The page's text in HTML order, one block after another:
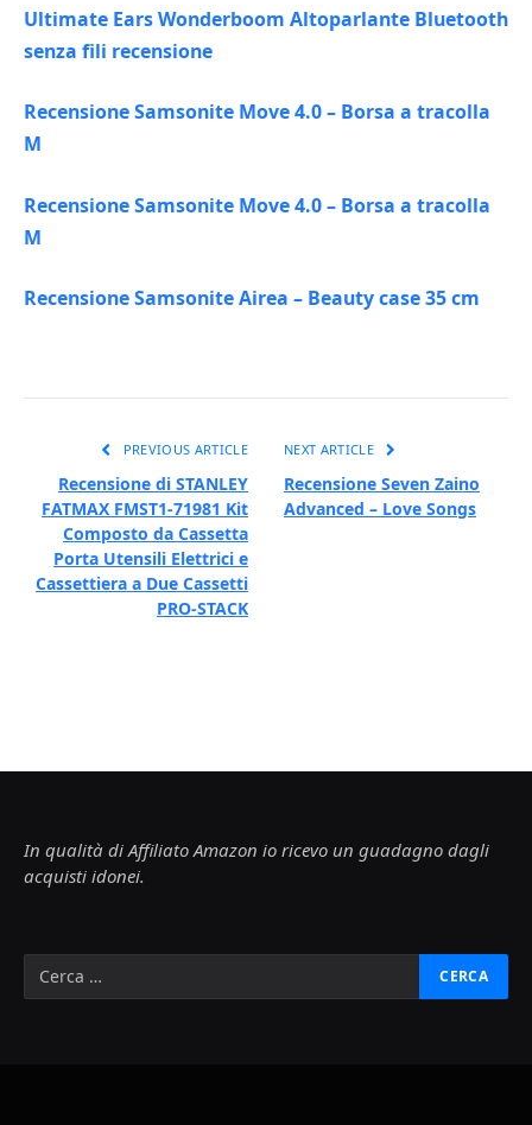
Ultimate Ears Wonderboom Altoparlante Bluetooth
senza fili recensione
Recensione Samsonite Move 4.0 – Borsa a tracolla
M
Recensione Samsonite Move 4.0 – Borsa a tracolla
M
Recensione Samsonite Airea – Beauty case 35 cm
PREVIOUS ARTICLE
Recensione di STANLEY
FATMAX FMST1-71981 Kit
Composto da Cassetta
Porta Utensili Elettrici e
Cassettiera a Due Cassetti
PRO-STACK
NEXT ARTICLE
Recensione Seven Zaino
Advanced – Love Songs
In qualità di Affiliato Amazon io ricevo un guadagno dagli
acquisti idonei.